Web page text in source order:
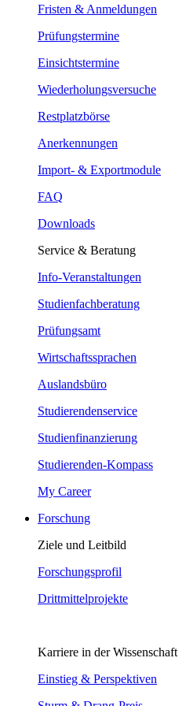
Fristen & Anmeldungen
Prüfungstermine
Einsichtstermine
Wiederholungsversuche
Restplatzbörse
Anerkennungen
Import- & Exportmodule
FAQ
Downloads
Service & Beratung
Info-Veranstaltungen
Studienfachberatung
Prüfungsamt
Wirtschaftssprachen
Auslandsbüro
Studierendenservice
Studienfinanzierung
Studierenden-Kompass
My Career
Forschung
Ziele und Leitbild
Forschungsprofil
Drittmittelprojekte
Karriere in der Wissenschaft
Einstieg & Perspektiven